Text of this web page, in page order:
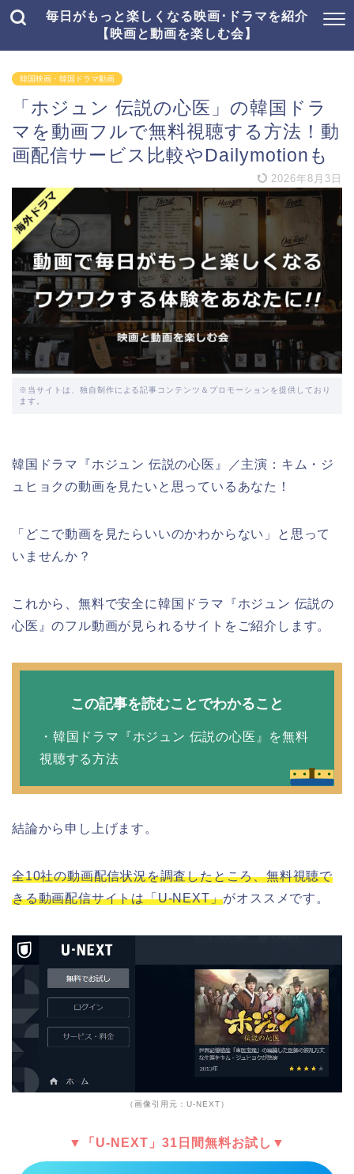
毎日がもっと楽しくなる映画･ドラマを紹介
【映画と動画を楽しむ会】
韓国映画・韓国ドラマ動画
「ホジュン 伝説の心医」の韓国ドラ
マを動画フルで無料視聴する方法！動
画配信サービス比較やDailymotionも
2026年8月3日
※当サイトは、独自制作による記事コンテンツ＆プロモーションを提供しており
ます。
韓国ドラマ『ホジュン 伝説の心医』／主演：キム・ジ
ュヒョクの動画を見たいと思っているあなた！
「どこで動画を見たらいいのかわからない」と思って
いませんか？
これから、無料で安全に韓国ドラマ『ホジュン 伝説の
心医』のフル動画が見られるサイトをご紹介します。
この記事を読むことでわかること
・韓国ドラマ『ホジュン 伝説の心医』を無料
視聴する方法
結論から申し上げます。
全10社の動画配信状況を調査したところ、無料視聴で
きる動画配信サイトは「U-NEXT」がオススメです。
（画像引用元：U-NEXT）
▼「U-NEXT」31日間無料お試し▼